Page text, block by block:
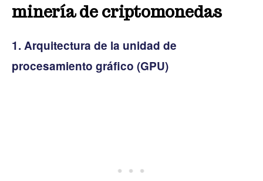
minería de criptomonedas
1. Arquitectura de la unidad de
procesamiento gráfico (GPU)